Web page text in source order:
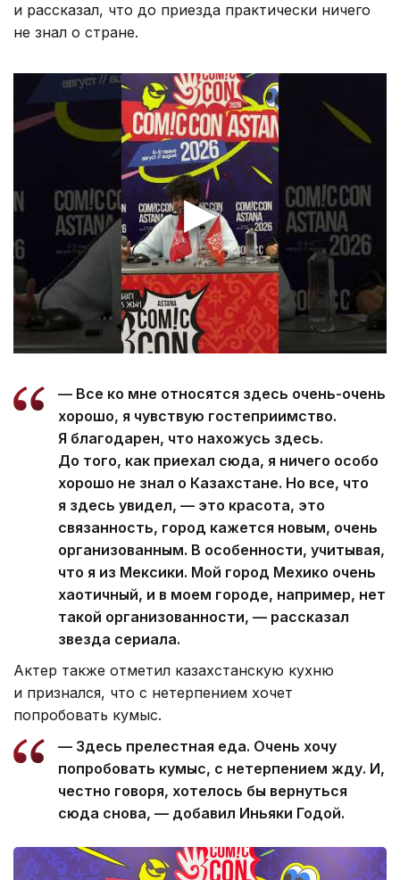
и рассказал, что до приезда практически ничего
не знал о стране.
— Все ко мне относятся здесь очень-очень
хорошо, я чувствую гостеприимство.
Я благодарен, что нахожусь здесь.
До того, как приехал сюда, я ничего особо
хорошо не знал о Казахстане. Но все, что
я здесь увидел, — это красота, это
связанность, город кажется новым, очень
организованным. В особенности, учитывая,
что я из Мексики. Мой город Мехико очень
хаотичный, и в моем городе, например, нет
такой организованности, — рассказал
звезда сериала.
Актер также отметил казахстанскую кухню
и признался, что с нетерпением хочет
попробовать кумыс.
— Здесь прелестная еда. Очень хочу
попробовать кумыс, с нетерпением жду. И,
честно говоря, хотелось бы вернуться
сюда снова, — добавил Иньяки Годой.